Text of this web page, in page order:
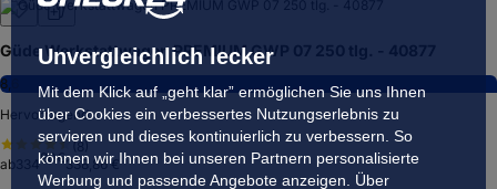
Unvergleichlich lecker
Mit dem Klick auf „geht klar” ermöglichen Sie uns Ihnen
über Cookies ein verbessertes Nutzungserlebnis zu
servieren und dieses kontinuierlich zu verbessern. So
können wir Ihnen bei unseren Partnern personalisierte
Werbung und passende Angebote anzeigen. Über
Güde Werkstattwagen PREMIUM GWP 07 250 tlg. - 40877
8,6
Hervorragend
(8 )
ab
33490€338,86 €